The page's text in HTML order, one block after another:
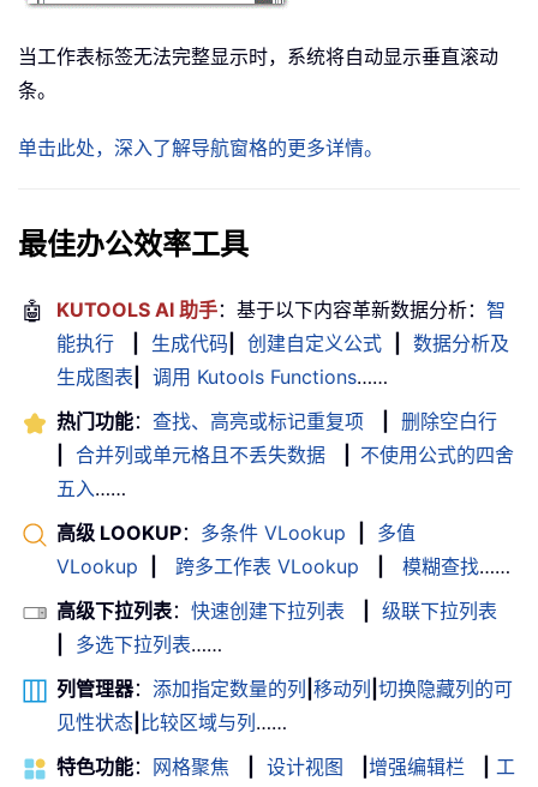
当工作表标签无法完整显示时，系统将自动显示垂直滚动
条。
单击此处，深入了解导航窗格的更多详情。
最佳办公效率工具
🤖 KUTOOLS AI 助手：基于以下内容革新数据分析： 智
能执行
生成代码 创建自定义公式
数据分析及
生成图表
调用 Kutools Functions……
热门功能： 查找、高亮或标记重复项
删除空白行
合并列或单元格且不丢失数据
不使用公式的四舍
五入……
高级 LOOKUP： 多条件 VLookup
多值
VLookup
跨多工作表 VLookup 模糊查找……
高级下拉列表： 快速创建下拉列表
级联下拉列表
多选下拉列表……
列管理器： 添加指定数量的列 移动列 切换隐藏列的可
见性状态 比较区域与列 ……
特色功能： 网格聚焦 设计视图 增强编辑栏
工